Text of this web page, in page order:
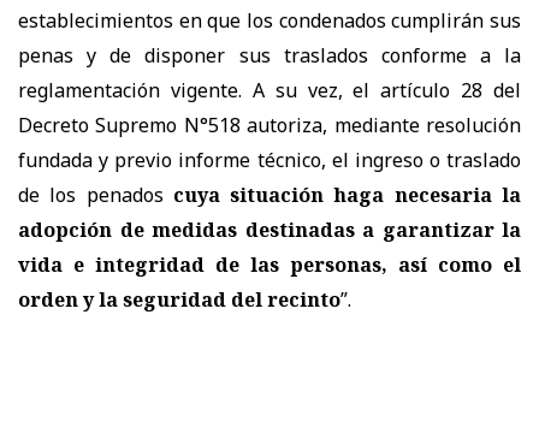
establecimientos en que los condenados cumplirán sus
penas y de disponer sus traslados conforme a la
reglamentación vigente. A su vez, el artículo 28 del
Decreto Supremo N°518 autoriza, mediante resolución
fundada y previo informe técnico, el ingreso o traslado
de los penados cuya situación haga necesaria la
adopción de medidas destinadas a garantizar la
vida e integridad de las personas, así como el
orden y la seguridad del recinto”.